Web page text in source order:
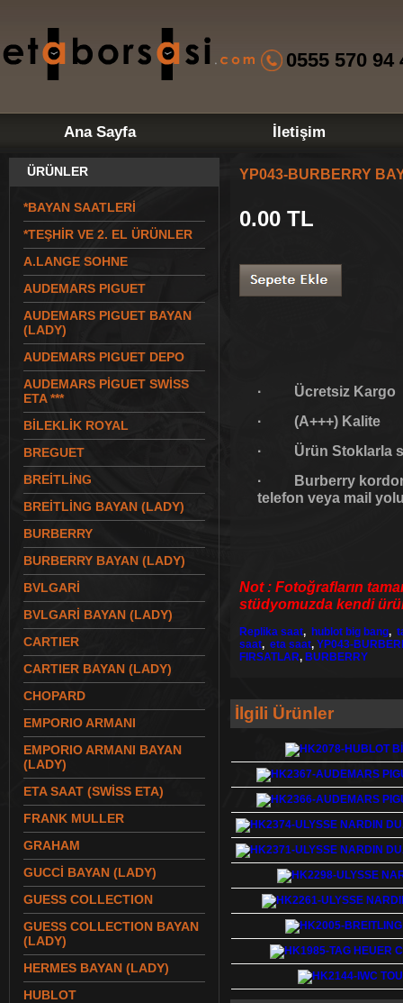
0555 570 94
Ana Sayfa İletişim
ÜRÜNLER
*BAYAN SAATLERİ
*TEŞHİR VE 2. EL ÜRÜNLER
A.LANGE SOHNE
AUDEMARS PIGUET
AUDEMARS PIGUET BAYAN
(LADY)
AUDEMARS PIGUET DEPO
AUDEMARS PİGUET SWİSS
ETA ***
BİLEKLİK ROYAL
BREGUET
BREİTLİNG
BREİTLİNG BAYAN (LADY)
BURBERRY
BURBERRY BAYAN (LADY)
BVLGARİ
BVLGARİ BAYAN (LADY)
CARTIER
CARTIER BAYAN (LADY)
CHOPARD
EMPORIO ARMANI
EMPORIO ARMANI BAYAN
(LADY)
ETA SAAT (SWİSS ETA)
FRANK MULLER
GRAHAM
GUCCİ BAYAN (LADY)
GUESS COLLECTION
GUESS COLLECTION BAYAN
(LADY)
HERMES BAYAN (LADY)
HUBLOT
YP043-BURBERRY
0.00 TL
· Ücretsiz Kargo
· (A+++) Kalite
· Ürün Stoklarla
· Burberry kordon,
telefon veya mail
Not : Fotoğrafların
stüdyomuzda kendi
Replika saat, hublot big bang,
saat, eta saat, YP043-
FIRSATLAR, BURBERRY
İlgili Ürünler